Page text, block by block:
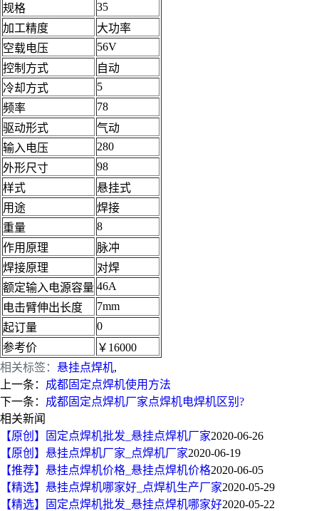
规格
35
加工精度
大功率
空载电压
56V
控制方式
自动
冷却方式
5
频率
78
驱动形式
气动
输入电压
280
外形尺寸
98
样式
悬挂式
用途
焊接
重量
8
作用原理
脉冲
焊接原理
对焊
额定输入电源容量 46A
电击臂伸出长度
7mm
起订量
0
参考价
￥16000
相关标签： 悬挂点焊机,
上一条： 成都固定点焊机使用方法
下一条： 成都固定点焊机厂家点焊机电焊机区别?
相关新闻
【原创】固定点焊机批发_悬挂点焊机厂家2020-06-26
【原创】悬挂点焊机厂家_点焊机厂家2020-06-19
【推荐】悬挂点焊机价格_悬挂点焊机价格2020-06-05
【精选】悬挂点焊机哪家好_点焊机生产厂家2020-05-29
【精选】固定点焊机批发_悬挂点焊机哪家好2020-05-22